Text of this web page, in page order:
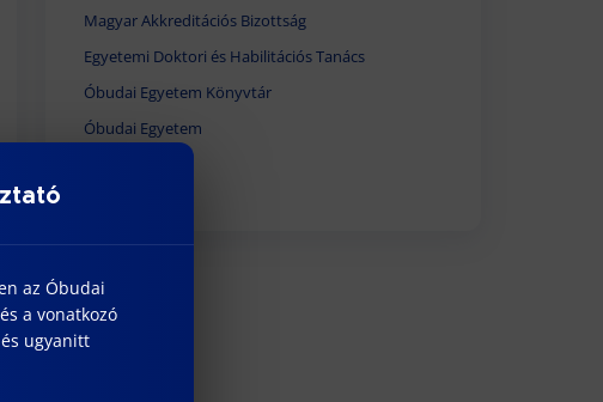
Magyar Akkreditációs Bizottság
Egyetemi Doktori és Habilitációs Tanács
Óbudai Egyetem Könyvtár
Óbudai Egyetem
az Óbudai
a vonatkozó
ugyanitt